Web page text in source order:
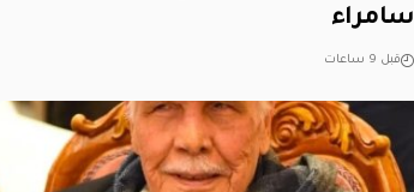
سامراء
قبل 9 ساعات